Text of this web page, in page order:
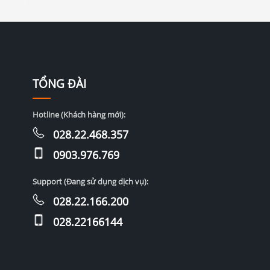
TỔNG ĐÀI
Hotline (Khách hàng mới):
028.22.468.357
0903.976.769
Support (Đang sử dụng dịch vụ):
028.22.166.200
028.22166144